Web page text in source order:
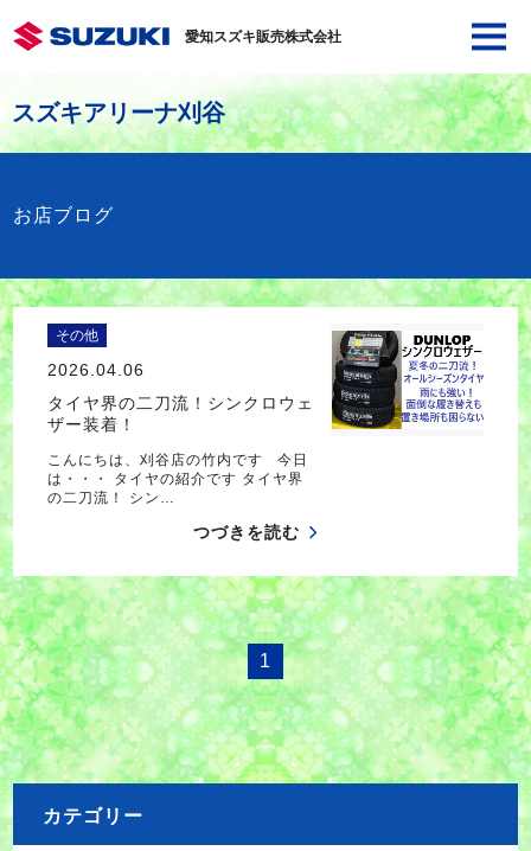
愛知スズキ販売株式会社
スズキアリーナ刈谷
お店ブログ
その他
2026.04.06
タイヤ界の二刀流！シンクロウェ
ザー装着！
こんにちは、刈谷店の竹内です 今日
は・・・ タイヤの紹介です タイヤ界
の二刀流！ シン…
つづきを読む
1
カテゴリー